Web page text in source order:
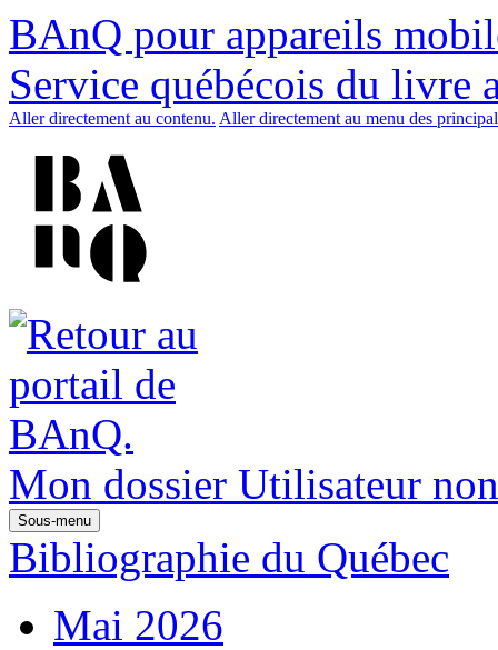
BAnQ pour appareils
Service québécois du livre
Aller directement au contenu. Aller directement au menu des
Mon dossier Utilisateur
Sous-menu
Bibliographie du Québec
Mai 2026